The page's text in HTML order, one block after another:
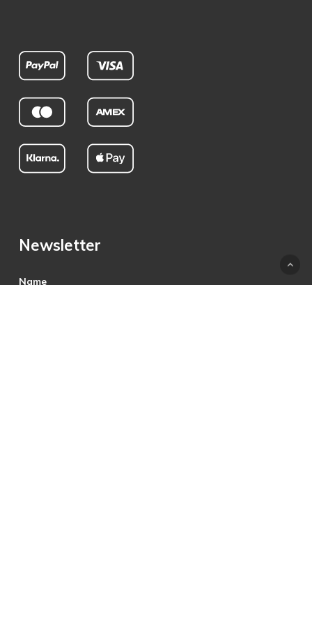
Newsletter
Name